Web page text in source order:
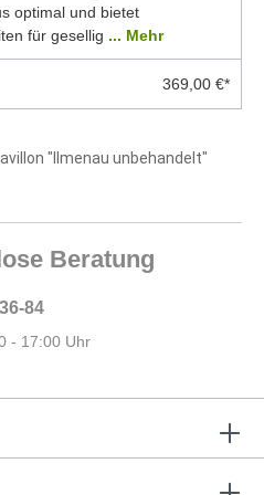
optimal und bietet
für gesellig ... Mehr
369,00 €*
"Ilmenau unbehandelt"
Beratung
84
- 17:00 Uhr